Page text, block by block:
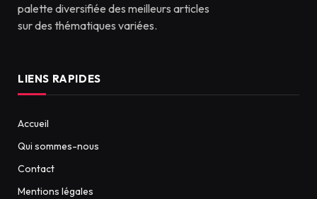
palette diversifiée des meilleurs articles
sur des thématiques variées.
LIENS RAPIDES
Accueil
Qui sommes-nous
Contact
Mentions légales